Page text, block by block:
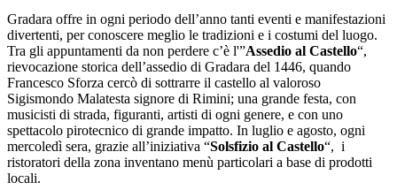
Gradara offre in ogni periodo dell’anno tanti eventi e manifestazioni
divertenti, per conoscere meglio le tradizioni e i costumi del luogo.
Tra gli appuntamenti da non perdere c’è l'”Assedio al Castello“,
rievocazione storica dell’assedio di Gradara del 1446, quando
Francesco Sforza cercò di sottrarre il castello al valoroso
Sigismondo Malatesta signore di Rimini; una grande festa, con
musicisti di strada, figuranti, artisti di ogni genere, e con uno
spettacolo pirotecnico di grande impatto. In luglio e agosto, ogni
mercoledì sera, grazie all’iniziativa “Solsfizio al Castello“, i
ristoratori della zona inventano menù particolari a base di prodotti
locali.